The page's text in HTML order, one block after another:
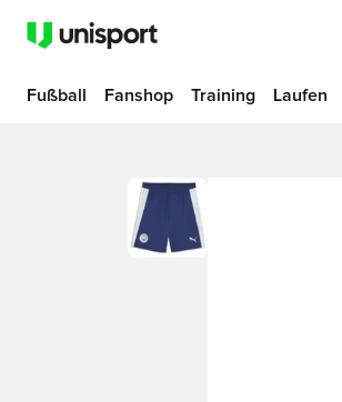
Fußball Fanshop Training Laufen